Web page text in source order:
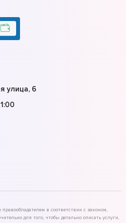
улица, 6
в соответствии с законом,
для того, чтобы детально описать услуги,